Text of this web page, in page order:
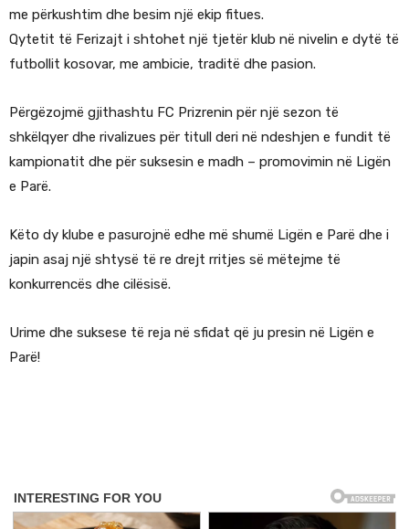
me përkushtim dhe besim një ekip fitues.
Qytetit të Ferizajt i shtohet një tjetër klub në nivelin e dytë të
futbollit kosovar, me ambicie, traditë dhe pasion.
Përgëzojmë gjithashtu FC Prizrenin për një sezon të
shkëlqyer dhe rivalizues për titull deri në ndeshjen e fundit të
kampionatit dhe për suksesin e madh – promovimin në Ligën
e Parë.
Këto dy klube e pasurojnë edhe më shumë Ligën e Parë dhe i
japin asaj një shtysë të re drejt rritjes së mëtejme të
konkurrencës dhe cilësisë.
Urime dhe suksese të reja në sfidat që ju presin në Ligën e
Parë!